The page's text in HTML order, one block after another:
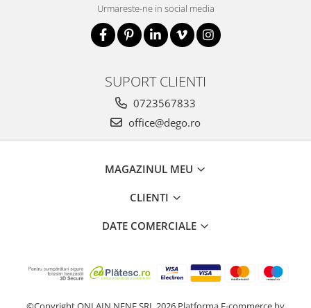
Urmareste-ne in social media
SUPORT CLIENTI
0723567833
office@dego.ro
MAGAZINUL MEU
CLIENTI
DATE COMERCIALE